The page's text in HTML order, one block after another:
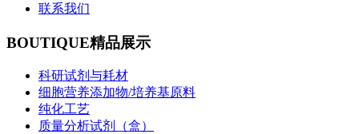
联系我们
BOUTIQUE精品展示
科研试剂与耗材
细胞营养添加物/培养基原料
纯化工艺
质量分析试剂（盒）